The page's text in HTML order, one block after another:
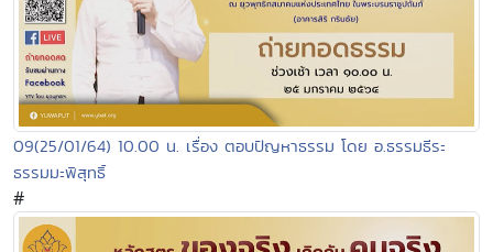
09(25/01/64) 10.00 น. เรื่อง ตอบปัญหาธรรม โดย อ.ธรรมธีระ
ธรรมมะพิสุทธิ์
#